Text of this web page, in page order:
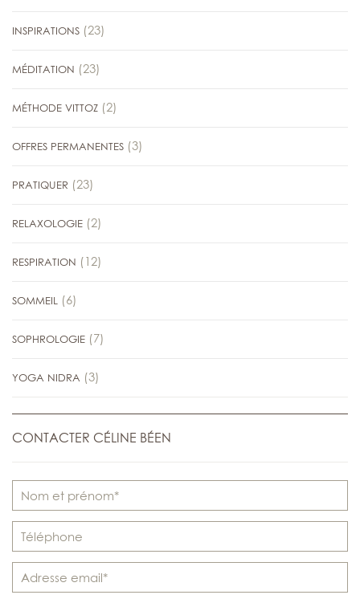
INSPIRATIONS (23)
MÉDITATION (23)
MÉTHODE VITTOZ (2)
OFFRES PERMANENTES (3)
PRATIQUER (23)
RELAXOLOGIE (2)
RESPIRATION (12)
SOMMEIL (6)
SOPHROLOGIE (7)
YOGA NIDRA (3)
CONTACTER CÉLINE BÉEN